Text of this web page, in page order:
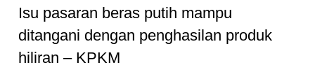
Isu pasaran beras putih mampu
ditangani dengan penghasilan produk
hiliran – KPKM